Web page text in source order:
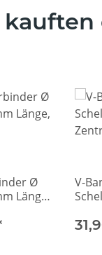
Ø
Länge,
V-